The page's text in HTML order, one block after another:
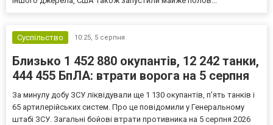
Суспільство 10:25, 5 серпня
Близько 1 452 880 окупантів, 12 242 танки,
444 455 БпЛА: втрати ворога на 5 серпня
За минулу добу ЗСУ ліквідували ще 1 130 окупантів, пʼять танків і
65 артилерійських систем. Про це повідомили у Генеральному
штабі ЗСУ. Загальні бойові втрати противника на 5 серпня 2026